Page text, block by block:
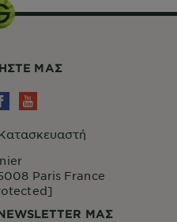
ΜΑΣ
Paris France
ΜΑΣ